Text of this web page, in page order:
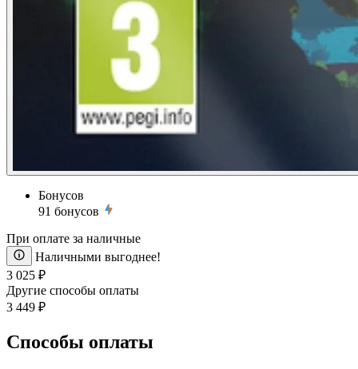
Бонусов
91 бонусов
При оплате за наличные
Наличными выгоднее!
3 025 ₽
Другие способы оплаты
3 449 ₽
Способы оплаты